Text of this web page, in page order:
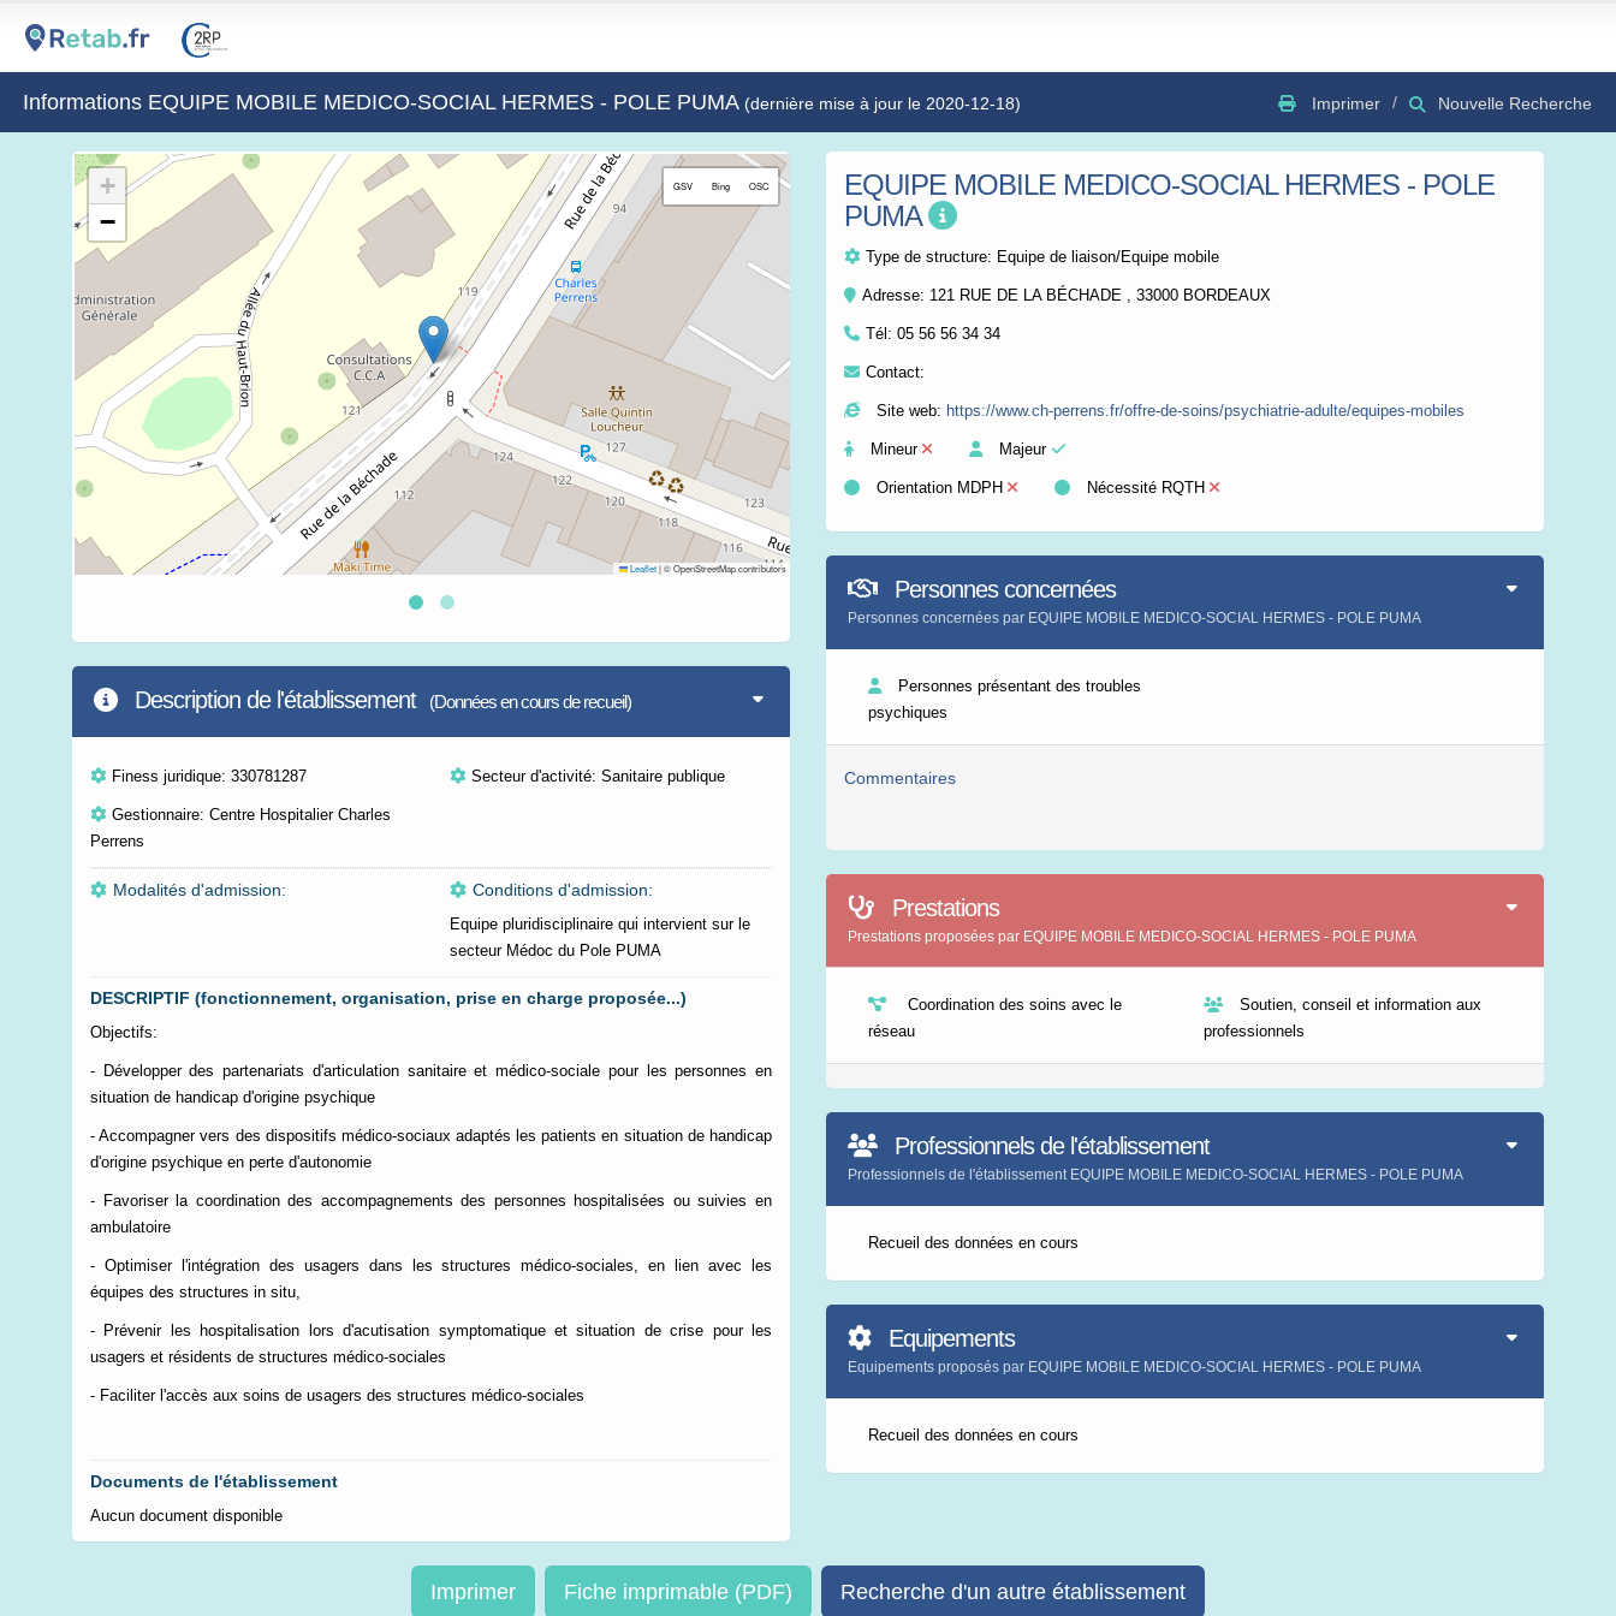
Informations EQUIPE MOBILE MEDICO-SOCIAL HERMES - POLE PUMA (dernière mise à jour le 2020-12-18) Imprimer Nouvelle Recherche
+
−
GSV Bing OSC
Leaflet|© OpenStreetMap contributors
GSV Bing OSC
Description de l'établissement (Données en cours de recueil)
Finess juridique: 330781287 Secteur d'activité: Sanitaire publique
Gestionnaire: Centre Hospitalier Charles
Perrens
Modalités d'admission: Conditions d'admission:
Equipe pluridisciplinaire qui intervient sur le
secteur Médoc du Pole PUMA
DESCRIPTIF (fonctionnement, organisation, prise en charge proposée...)
Objectifs:
- Développer des partenariats d'articulation sanitaire et médico-sociale pour les personnes en
situation de handicap d'origine psychique
- Accompagner vers des dispositifs médico-sociaux adaptés les patients en situation de handicap
d'origine psychique en perte d'autonomie
- Favoriser la coordination des accompagnements des personnes hospitalisées ou suivies en
ambulatoire
- Optimiser l'intégration des usagers dans les structures médico-sociales, en lien avec les
équipes des structures in situ,
- Prévenir les hospitalisation lors d'acutisation symptomatique et situation de crise pour les
usagers et résidents de structures médico-sociales
- Faciliter l'accès aux soins de usagers des structures médico-sociales
Documents de l'établissement
Aucun document disponible
EQUIPE MOBILE MEDICO-SOCIAL HERMES - POLE
PUMA
Type de structure: Equipe de liaison/Equipe mobile
Adresse: 121 RUE DE LA BÉCHADE , 33000 BORDEAUX
Tél: 05 56 56 34 34
Contact:
Site web: https://www.ch-perrens.fr/offre-de-soins/psychiatrie-adulte/equipes-mobiles
Mineur Majeur
Orientation MDPH Nécessité RQTH
Personnes concernées
Personnes concernées par EQUIPE MOBILE MEDICO-SOCIAL HERMES - POLE PUMA
Personnes présentant des troubles
psychiques
Commentaires
Prestations
Prestations proposées par EQUIPE MOBILE MEDICO-SOCIAL HERMES - POLE PUMA
Coordination des soins avec le
réseau
Soutien, conseil et information aux
professionnels
Professionnels de l'établissement
Professionnels de l'établissement EQUIPE MOBILE MEDICO-SOCIAL HERMES - POLE PUMA
Recueil des données en cours
Equipements
Equipements proposés par EQUIPE MOBILE MEDICO-SOCIAL HERMES - POLE PUMA
Recueil des données en cours
Imprimer Fiche imprimable (PDF) Recherche d'un autre établissement